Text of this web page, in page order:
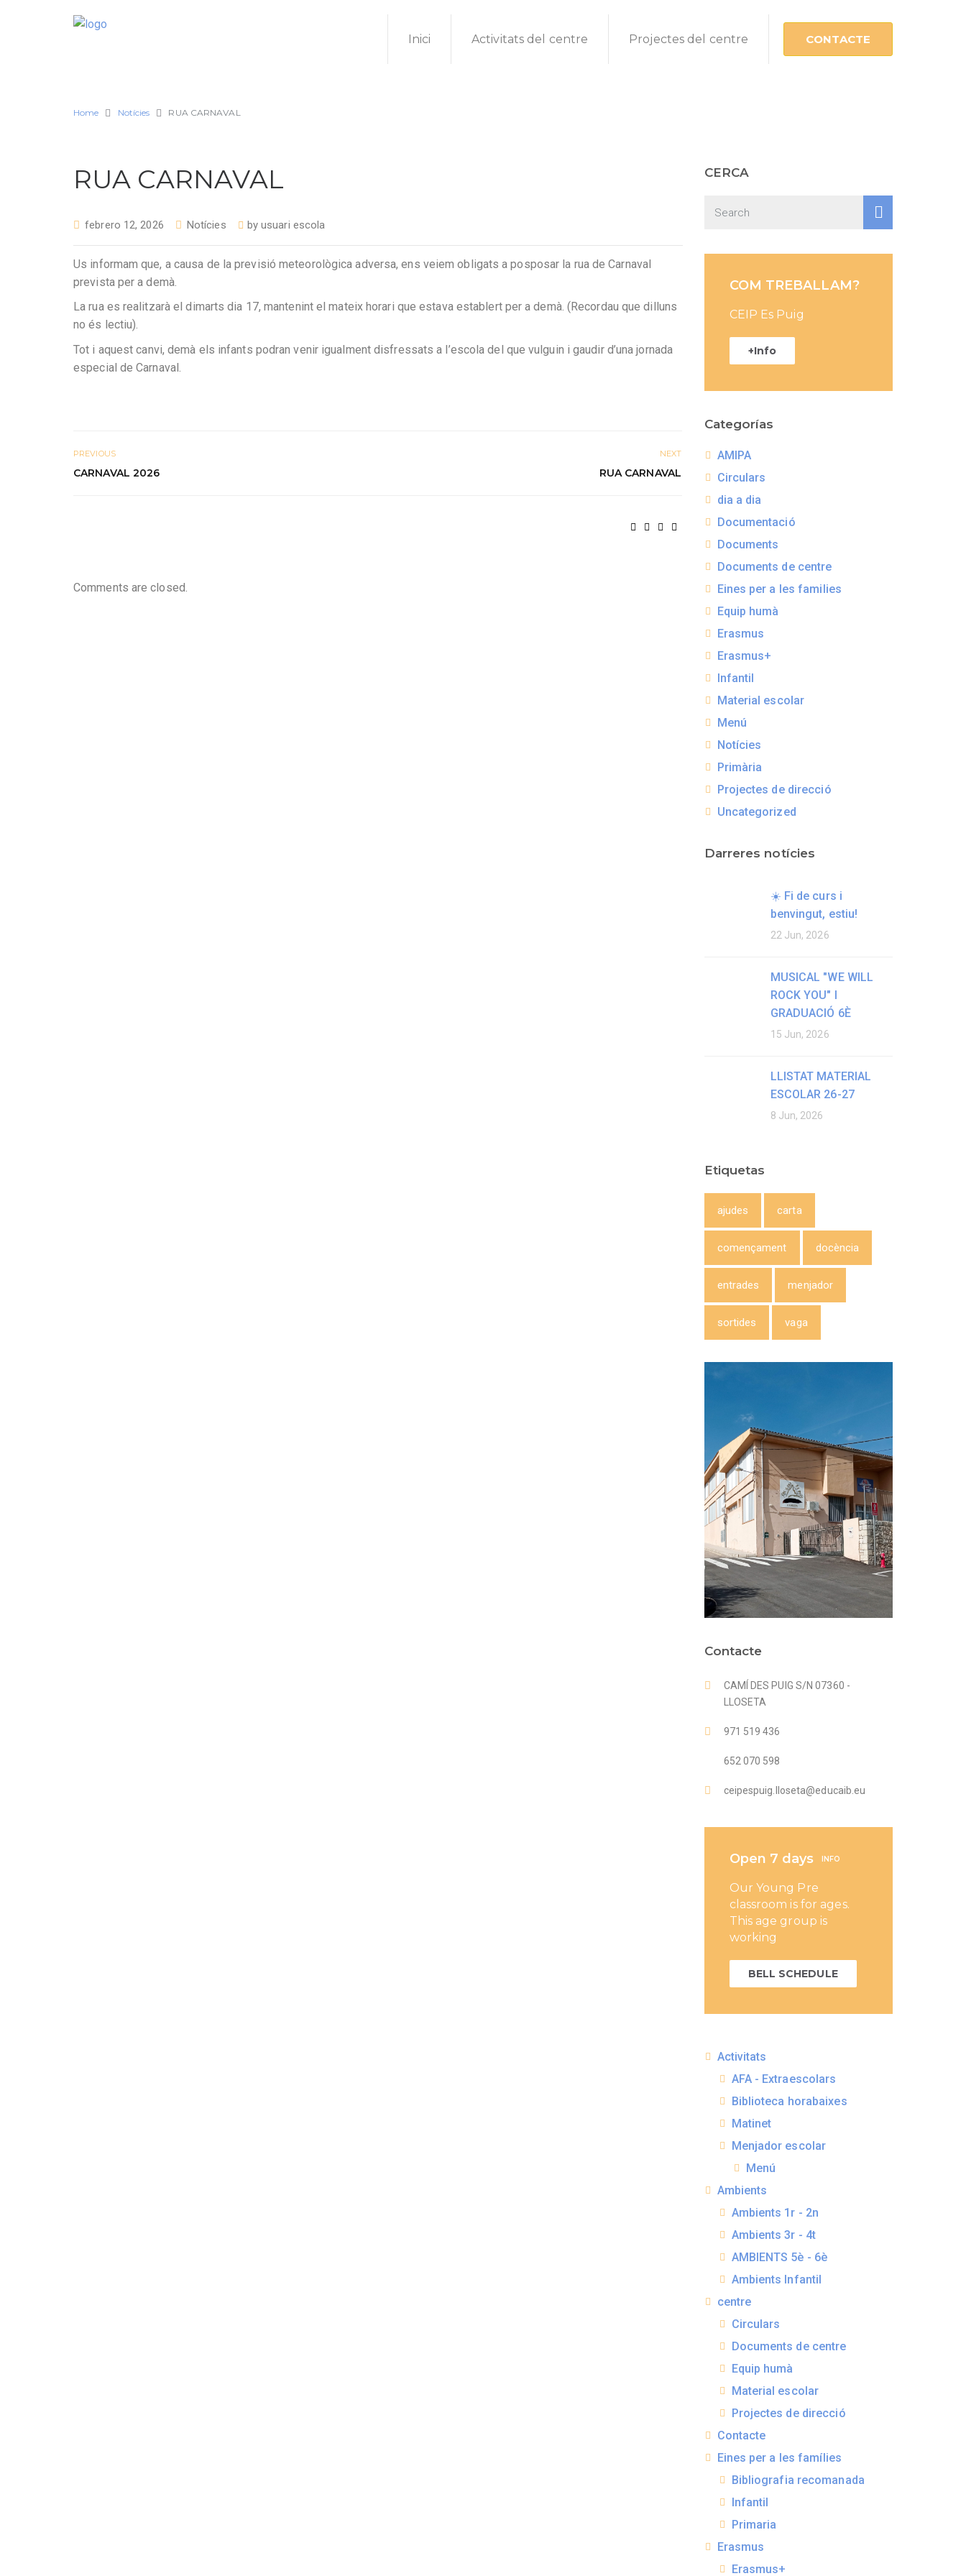
Inici Activitats del centre Projectes del centre CONTACTE
Home Notícies RUA CARNAVAL
RUA CARNAVAL
febrero 12, 2026 Notícies byusuari escola
Us informam que, a causa de la previsió meteorològica adversa, ens veiem obligats a posposar la rua de Carnaval
prevista per a demà.
La rua es realitzarà el dimarts dia 17, mantenint el mateix horari que estava establert per a demà. (Recordau que dilluns
no és lectiu).
Tot i aquest canvi, demà els infants podran venir igualment disfressats a l’escola del que vulguin i gaudir d’una jornada
especial de Carnaval.
PREVIOUS
CARNAVAL 2026
NEXT
RUA CARNAVAL
Comments are closed.
CERCA
COM TREBALLAM?
CEIP Es Puig
+Info
Categorías
AMIPA
Circulars
dia a dia
Documentació
Documents
Documents de centre
Eines per a les families
Equip humà
Erasmus
Erasmus+
Infantil
Material escolar
Menú
Notícies
Primària
Projectes de direcció
Uncategorized
Darreres notícies
☀️ Fi de curs i
benvingut, estiu!
22 Jun, 2026
MUSICAL "WE WILL
ROCK YOU" I
GRADUACIÓ 6È
15 Jun, 2026
LLISTAT MATERIAL
ESCOLAR 26-27
8 Jun, 2026
Etiquetas
ajudes carta
començament docència
entrades menjador
sortides vaga
Contacte
CAMÍ DES PUIG S/N 07360 -
LLOSETA
971 519 436
652 070 598
ceipespuig.lloseta@educaib.eu
Open 7 days INFO
Our Young Pre
classroom is for ages.
This age group is
working
BELL SCHEDULE
Activitats
AFA - Extraescolars
Biblioteca horabaixes
Matinet
Menjador escolar
Menú
Ambients
Ambients 1r - 2n
Ambients 3r - 4t
AMBIENTS 5è - 6è
Ambients Infantil
centre
Circulars
Documents de centre
Equip humà
Material escolar
Projectes de direcció
Contacte
Eines per a les famílies
Bibliografia recomanada
Infantil
Primaria
Erasmus
Erasmus+